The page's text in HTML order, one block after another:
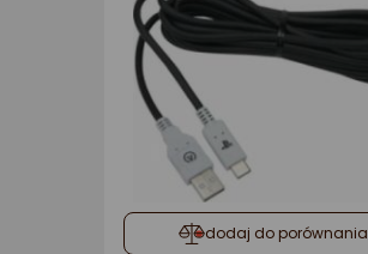
dodaj do porównania